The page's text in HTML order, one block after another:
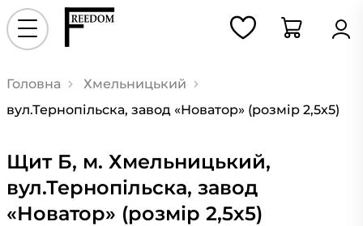
Головна
Хмельницький
вул.Тернопільска, завод «Новатор» (розмір 2,5х5)
Щит Б, м. Хмельницький,
вул.Тернопільска, завод
«Новатор» (розмір 2,5х5)